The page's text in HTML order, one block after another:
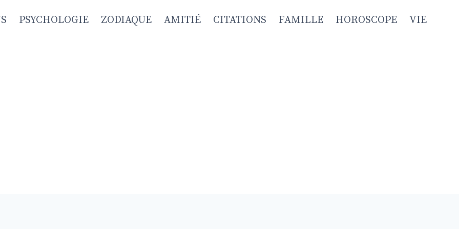
PSYCHOLOGIE ZODIAQUE AMITIÉ CITATIONS FAMILLE HOROSCOPE VIE